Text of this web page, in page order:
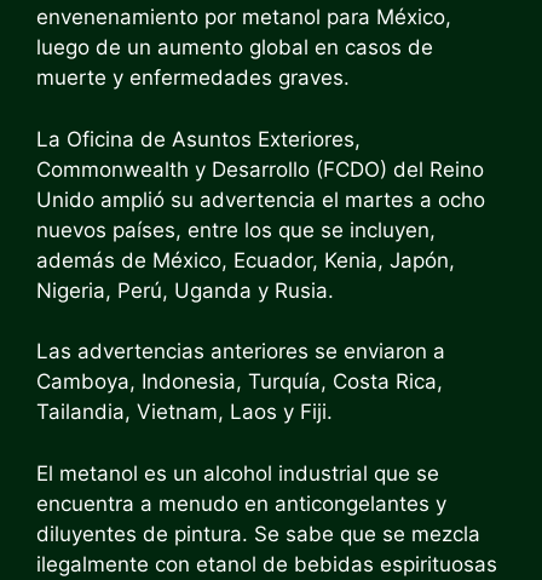
envenenamiento por metanol para México,
luego de un aumento global en casos de
muerte y enfermedades graves.
La Oficina de Asuntos Exteriores,
Commonwealth y Desarrollo (FCDO) del Reino
Unido amplió su advertencia el martes a ocho
nuevos países, entre los que se incluyen,
además de México, Ecuador, Kenia, Japón,
Nigeria, Perú, Uganda y Rusia.
Las advertencias anteriores se enviaron a
Camboya, Indonesia, Turquía, Costa Rica,
Tailandia, Vietnam, Laos y Fiji.
El metanol es un alcohol industrial que se
encuentra a menudo en anticongelantes y
diluyentes de pintura. Se sabe que se mezcla
ilegalmente con etanol de bebidas espirituosas